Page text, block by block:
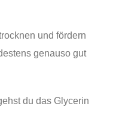
und fördern
genauso gut
du das Glycerin